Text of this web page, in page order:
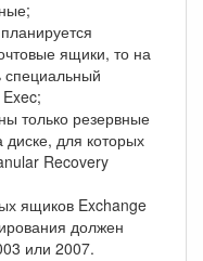
ящики, то на
специальный
только резервные
для которых
Recovery
ящиков Exchange
должен
или 2007.